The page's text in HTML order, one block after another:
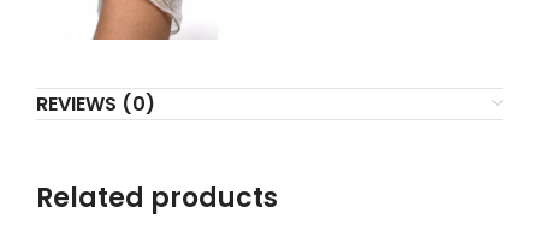
REVIEWS (0)
Related products